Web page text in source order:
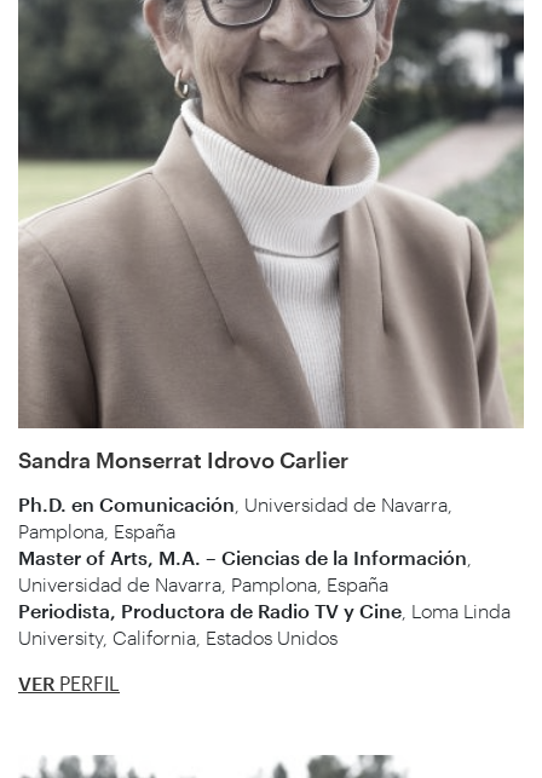
Sandra Monserrat Idrovo Carlier
Ph.D. en Comunicación , Universidad de Navarra,
Pamplona, España
Master of Arts, M.A. – Ciencias de la Información
Universidad de Navarra, Pamplona, España
Periodista, Productora de Radio TV y Cine , Loma Linda
University, California, Estados Unidos
VER PERFIL